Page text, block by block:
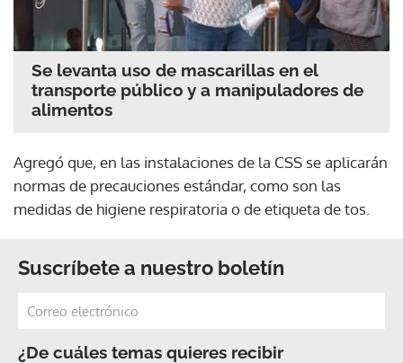
Se levanta uso de mascarillas en el
transporte público y a manipuladores de
alimentos
Agregó que, en las instalaciones de la CSS se aplicarán
normas de precauciones estándar, como son las
medidas de higiene respiratoria o de etiqueta de tos.
Suscríbete a nuestro boletín
¿De cuáles temas quieres recibir